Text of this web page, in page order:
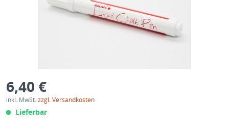
6,40 €
inkl. MwSt.zzgl. Versandkosten
Lieferbar